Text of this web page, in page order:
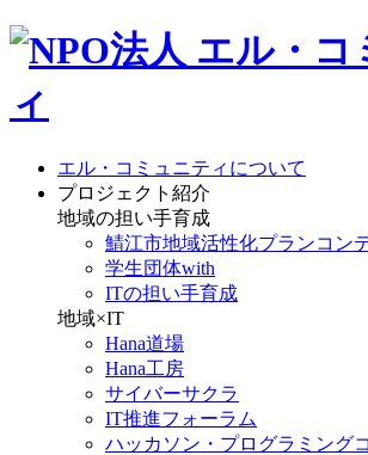
エル・コミュニティについて
プロジェクト紹介
地域の担い手育成
鯖江市地域活性化プランコン
学生団体with
ITの担い手育成
地域×IT
Hana道場
Hana工房
サイバーサクラ
IT推進フォーラム
ハッカソン・プログラミング